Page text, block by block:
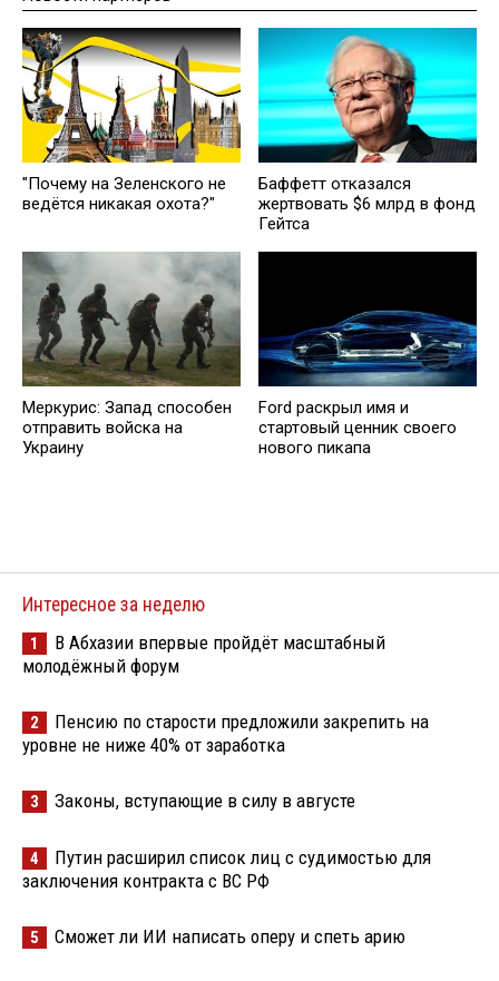
"Почему на Зеленского не
ведётся никакая охота?"
Баффетт отказался
жертвовать $6 млрд в фонд
Гейтса
Меркурис: Запад способен
отправить войска на
Украину
Ford раскрыл имя и
стартовый ценник своего
нового пикапа
Интересное за неделю
1
В Абхазии впервые пройдёт масштабный
молодёжный форум
2
Пенсию по старости предложили закрепить на
уровне не ниже 40% от заработка
3 Законы, вступающие в силу в августе
4
Путин расширил список лиц с судимостью для
заключения контракта с ВС РФ
5 Сможет ли ИИ написать оперу и спеть арию